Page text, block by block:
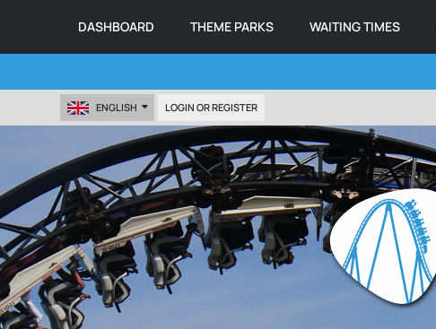
DASHBOARD THEME PARKS WAITING TIMES
ENGLISH LOGIN OR REGISTER